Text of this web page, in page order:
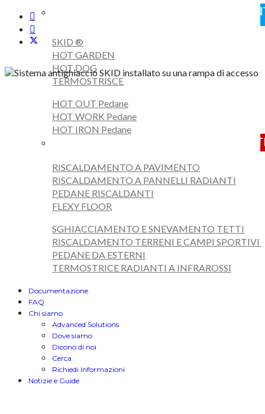
SKID ®
HOT GARDEN
HOT DOG
TERMOSTRISCE
HOT OUT Pedane
HOT WORK Pedane
HOT IRON Pedane
TIPOLOGIE DI
RISCALDAMENTO A PAVIMENTO
RISCALDAMENTO A PANNELLI RADIANTI
PEDANE RISCALDANTI
FLEXY FLOOR
SGHIACCIAMENTO E SNEVAMENTO TETTI
RISCALDAMENTO TERRENI E CAMPI SPORTIVI
PEDANE DA ESTERNI
TERMOSTRICE RADIANTI A INFRAROSSI
Documentazione
FAQ
Chi siamo
Advanced Solutions
Dove siamo
Dicono di noi
Cerca
Richiedi Informazioni
Notizie e Guide